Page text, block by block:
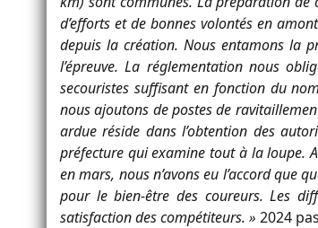
d’efforts et de bonnes volontés en
depuis la création. Nous entamons la
l’épreuve. La réglementation nous
secouristes suffisant en fonction du
nous ajoutons de postes de
ardue réside dans l’obtention des
préfecture qui examine tout à la loupe.
en mars, nous n’avons eu l’accord que
pour le bien-être des coureurs. Les
satisfaction des compétiteurs. » 2024